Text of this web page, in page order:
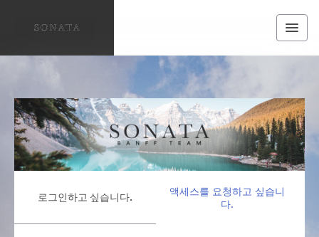
로그인하고 싶습니다.
액세스를 요청하고 싶습니
다.